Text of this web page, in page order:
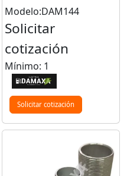
Modelo:DAM144
Solicitar
cotización
Mínimo: 1
Solicitar cotización